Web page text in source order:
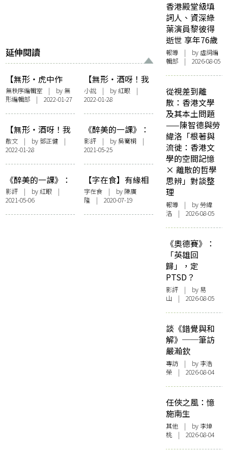
延伸閱讀
【無形・虎中作
樂】前置詞：苦到
盡頭就是「虎」
無秩序編輯室 | by 無
形編輯部 | 2022-01-27
【無形・酒呀！我
叫你酒呀！】回到
威士忌之城
小說| by紅眼|
2022-01-28
【無形・酒呀！我
叫你酒呀！】你永
遠不知道那是最後
一次酩酊大醉
散文 | by鄧正健 |
2022-01-28
《醉美的一課》：
重新活一次
影評| by 吳騫桐 |
2021-05-25
《醉美的一課》：
人生失意，不如飲
多 Round
影評 | by紅眼 |
2021-05-06
【字在食】有緣相
聚天香樓，陳酒佳
餚解悶愁
字在食| by 陳廣
隆 | 2020-07-19
香港殿堂級填
詞人、資深綠
葉演員黎彼得
逝世 享年76歲
報導 | by 虛詞編
輯部 | 2026-08-05
從視差到離
散：香港文學
及其本土問題
——陳智德與勞
緯洛「根著與
流徙：香港文
學的空間記憶
× 離散的哲學
思辨」對談整
理
報導 | by 勞緯
洛 | 2026-08-05
《奧德賽》：
「英雄回
歸」，定
PTSD？
影評 | by 易
山 | 2026-08-05
談《錯覺與和
解》──筆訪
嚴瀚欽
專訪 | by 李浩
榮 | 2026-08-04
任俠之風：憶
施南生
其他 | by 李焯
桃 | 2026-08-04